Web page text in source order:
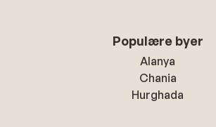
Populære byer
Alanya
Chania
Hurghada